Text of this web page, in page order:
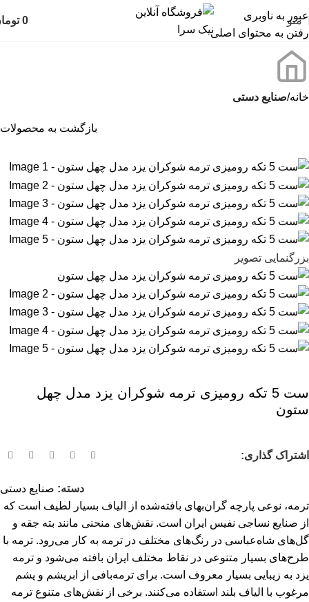
عبور به ناوبری
رفتن به محتوای اصلی
منو 0
خانه صنایع دستی
بازگشت به محصولات
بزرگنمایی تصویر
ست 5 تکه رومیزی ترمه شوکران یزد مدل چهل
ستون
اشتراک گذاری:
دسته: صنایع دستی
ترمه، نوعی پارچه گران‌بهای بافته‌شده از الیاف بسیار لطیف است که
از صنایع نساجی نفیس ایران است. نقش‌های منحنی مانند بته جقه و
گل‌های شاه‌عباسی در رنگ‌های مختلف در ترمه به کار می‌رود. ترمه با
طرح‌های بسیار متنوعی در نقاط مختلف ایران بافته می‌شود و ترمه
یزد به زیبایی بسیار معروف است. برای ترمه‌بافی از ابریشم و پشم
مرغوب با الیاف بلند استفاده می‌کنند. برخی از نقش‌های متنوع ترمه